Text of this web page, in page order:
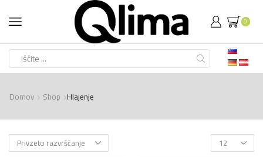
0
input
Domov Shop Hlajenje
Products
per